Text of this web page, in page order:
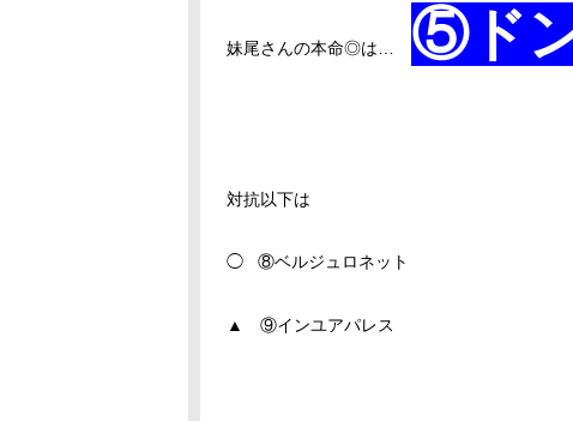
妹尾さんの本命◎は… ⑤ド
対抗以下は
◯ ⑧ベルジュロネット
▲ ⑨インユアパレス